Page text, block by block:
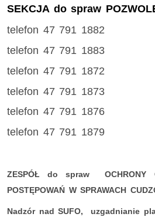
SEKCJA do spraw
telefon 47 791 1882
telefon 47 791 1883
telefon 47 791 1872
telefon 47 791 1873
telefon 47 791 1876
telefon 47 791 1879
ZESPÓŁ do spraw OCHRONY
POSTĘPOWAŃ W SPRAWACH
Nadzór nad SUFO, uzgadnianie